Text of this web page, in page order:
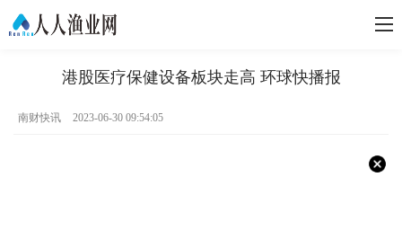
港股医疗保健设备板块走高 环球快播报
南财快讯 2023-06-30 09:54:05